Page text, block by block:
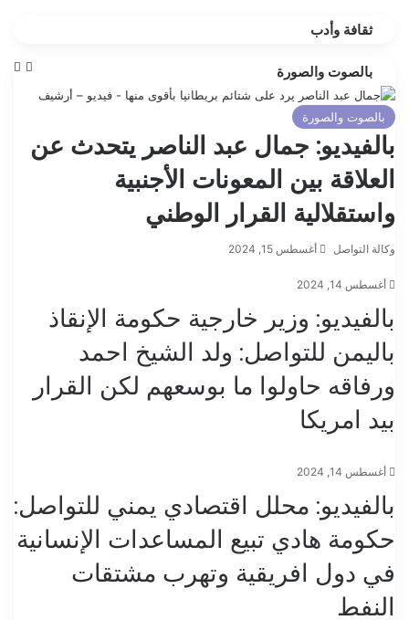
ثقافة وأدب
بالصوت والصورة
بالصوت والصورة
بالفيديو: جمال عبد الناصر يتحدث عن
العلاقة بين المعونات الأجنبية
واستقلالية القرار الوطني
وكالة التواصل أغسطس 15, 2024
أغسطس 14, 2024
بالفيديو: وزير خارجية حكومة الإنقاذ
باليمن للتواصل: ولد الشيخ احمد
ورفاقه حاولوا ما بوسعهم لكن القرار
بيد امريكا
أغسطس 14, 2024
بالفيديو: محلل اقتصادي يمني للتواصل:
حكومة هادي تبيع المساعدات الإنسانية
في دول افريقية وتهرب مشتقات
النفط